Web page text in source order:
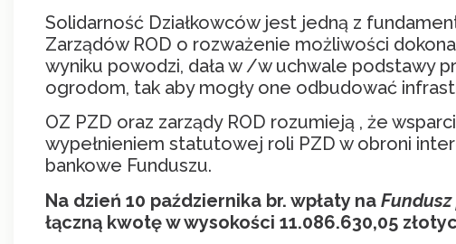
Solidarność Działkowców jest jedną z
Zarządów ROD o rozważenie możliwości
wyniku powodzi, dała w /w uchwale podstawy
ogrodom, tak aby mogły one odbudować
OZ PZD oraz zarządy ROD rozumieją , że
wypełnieniem statutowej roli PZD w obroni
bankowe Funduszu.
Na dzień 10 października br. wpłaty na
łączną kwotę w wysokości 11.086.630,05